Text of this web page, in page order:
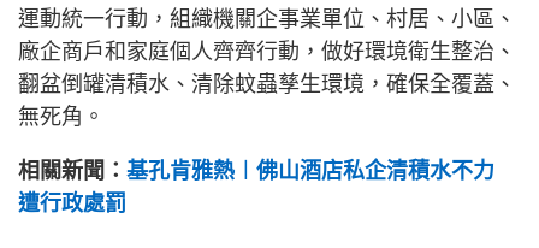
運動統一行動，組織機關企事業單位、村居、小區、
廠企商戶和家庭個人齊齊行動，做好環境衛生整治、
翻盆倒罐清積水、清除蚊蟲孳生環境，確保全覆蓋、
無死角。
相關新聞： 基孔肯雅熱︱佛山酒店私企清積水不力
遭行政處罰